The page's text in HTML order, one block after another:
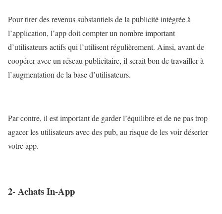
Pour tirer des revenus substantiels de la publicité intégrée à
l’application, l’app doit compter un nombre important
d’utilisateurs actifs qui l’utilisent régulièrement. Ainsi, avant de
coopérer avec un réseau publicitaire, il serait bon de travailler à
l’augmentation de la base d’utilisateurs.
Par contre, il est important de garder l’équilibre et de ne pas trop
agacer les utilisateurs avec des pub, au risque de les voir déserter
votre app.
2- Achats In-App